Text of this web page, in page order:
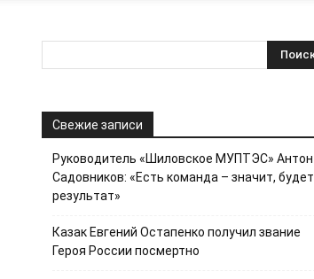
Свежие записи
Руководитель «Шиловское МУПТЭС» Антон
Садовников: «Есть команда – значит, будет
результат»
Казак Евгений Остапенко получил звание
Героя России посмертно